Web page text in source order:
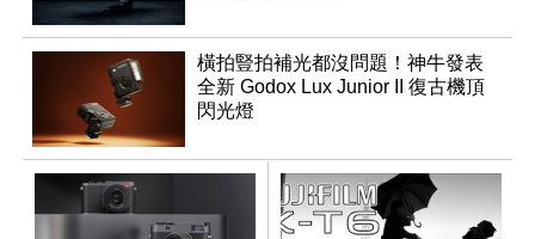
橫拍豎拍補光都沒問題！神牛發表
全新 Godox Lux Junior II 復古機頂
閃光燈